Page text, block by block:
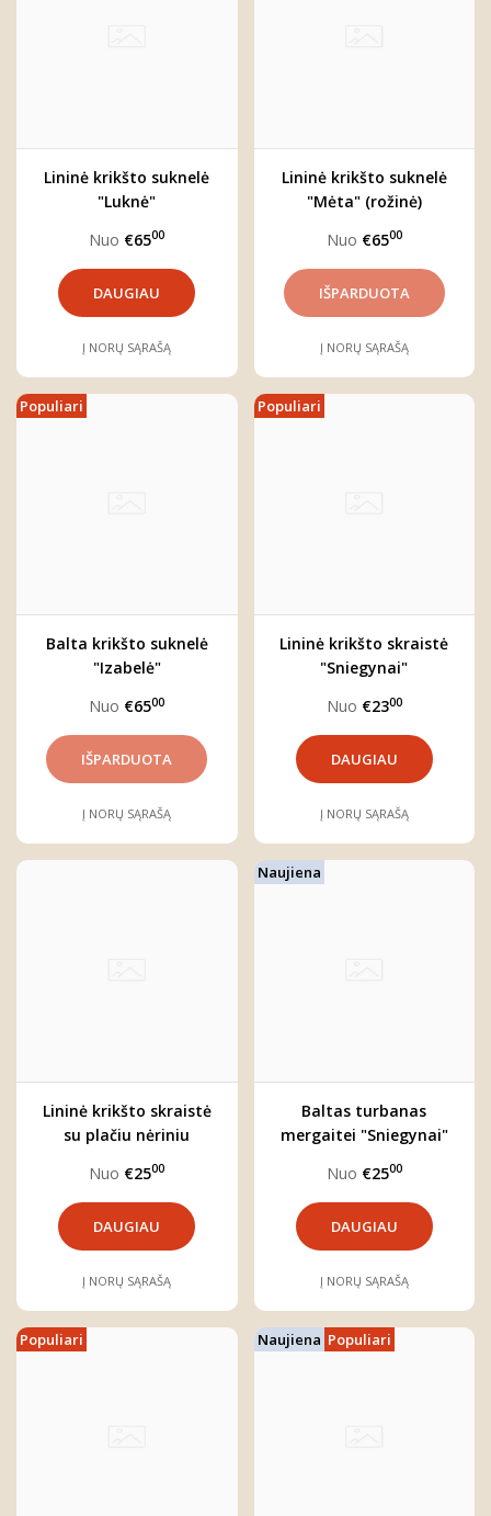
Lininė krikšto suknelė
"Luknė"
Nuo €6500
DAUGIAU
Į NORŲ SĄRAŠĄ
Lininė krikšto suknelė
"Mėta" (rožinė)
Nuo €6500
Į NORŲ SĄRAŠĄ
Populiari
Balta krikšto suknelė
"Izabelė"
Nuo €6500
Į NORŲ SĄRAŠĄ
Populiari
Lininė krikšto skraistė
"Sniegynai"
Nuo €2300
DAUGIAU
Į NORŲ SĄRAŠĄ
Lininė krikšto skraistė
su plačiu nėriniu
Nuo €2500
DAUGIAU
Į NORŲ SĄRAŠĄ
Naujiena
Baltas turbanas
mergaitei "Sniegynai"
Nuo €2500
DAUGIAU
Į NORŲ SĄRAŠĄ
Populiari Naujiena Populiari